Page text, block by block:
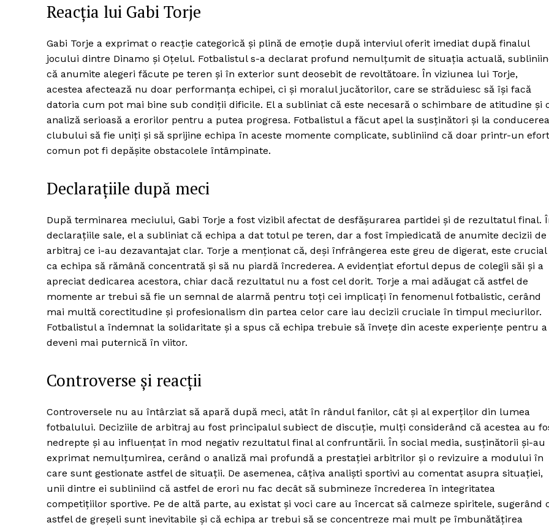
Reacția lui Gabi Torje
Gabi Torje a exprimat o reacție categorică și plină de emoție după interviul oferit imediat după finalul
jocului dintre Dinamo și Oțelul. Fotbalistul s-a declarat profund nemulțumit de situația actuală,
că anumite alegeri făcute pe teren și în exterior sunt deosebit de revoltătoare. În viziunea lui Torje,
acestea afectează nu doar performanța echipei, ci și moralul jucătorilor, care se străduiesc să își facă
datoria cum pot mai bine sub condiții dificile. El a subliniat că este necesară o schimbare de atitudine și
analiză serioasă a erorilor pentru a putea progresa. Fotbalistul a făcut apel la susținători și la conducerea
clubului să fie uniți și să sprijine echipa în aceste momente complicate, subliniind că doar printr-un efort
comun pot fi depășite obstacolele întâmpinate.
Declarațiile după meci
După terminarea meciului, Gabi Torje a fost vizibil afectat de desfășurarea partidei și de rezultatul final.
declarațiile sale, el a subliniat că echipa a dat totul pe teren, dar a fost împiedicată de anumite decizii de
arbitraj ce i-au dezavantajat clar. Torje a menționat că, deși înfrângerea este greu de digerat, este crucial
ca echipa să rămână concentrată și să nu piardă încrederea. A evidențiat efortul depus de colegii săi și a
apreciat dedicarea acestora, chiar dacă rezultatul nu a fost cel dorit. Torje a mai adăugat că astfel de
momente ar trebui să fie un semnal de alarmă pentru toți cei implicați în fenomenul fotbalistic, cerând
mai multă corectitudine și profesionalism din partea celor care iau decizii cruciale în timpul meciurilor.
Fotbalistul a îndemnat la solidaritate și a spus că echipa trebuie să învețe din aceste experiențe pentru a
deveni mai puternică în viitor.
Controverse și reacții
Controversele nu au întârziat să apară după meci, atât în rândul fanilor, cât și al experților din lumea
fotbalului. Deciziile de arbitraj au fost principalul subiect de discuție, mulți considerând că acestea au
nedrepte și au influențat în mod negativ rezultatul final al confruntării. În social media, susținătorii și-au
exprimat nemulțumirea, cerând o analiză mai profundă a prestației arbitrilor și o revizuire a modului în
care sunt gestionate astfel de situații. De asemenea, câțiva analiști sportivi au comentat asupra situației,
unii dintre ei subliniind că astfel de erori nu fac decât să submineze încrederea în integritatea
competițiilor sportive. Pe de altă parte, au existat și voci care au încercat să calmeze spiritele, sugerând
astfel de greșeli sunt inevitabile și că echipa ar trebui să se concentreze mai mult pe îmbunătățirea